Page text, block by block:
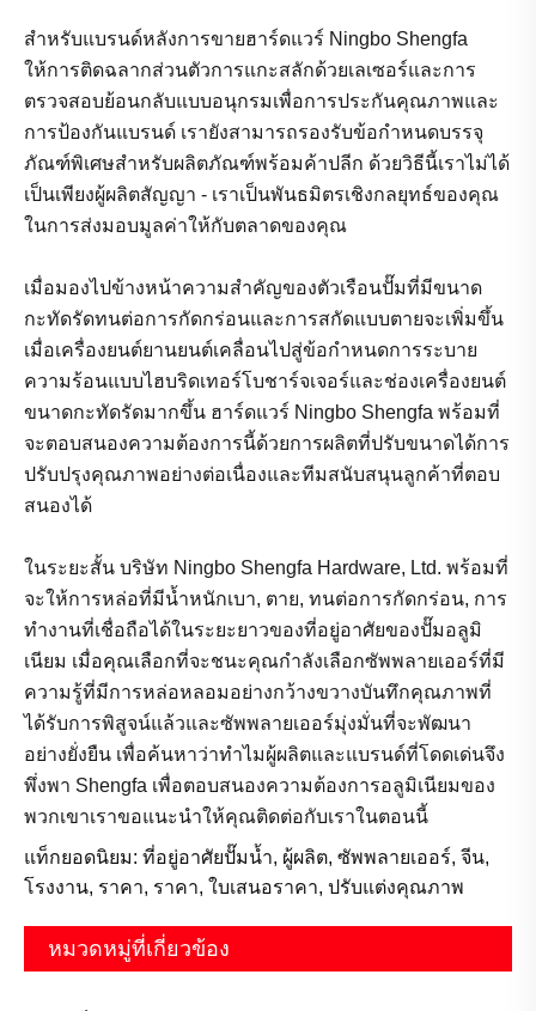
สำหรับแบรนด์หลังการขายฮาร์ดแวร์ Ningbo Shengfa
ให้การติดฉลากส่วนตัวการแกะสลักด้วยเลเซอร์และการ
ตรวจสอบย้อนกลับแบบอนุกรมเพื่อการประกันคุณภาพและ
การป้องกันแบรนด์ เรายังสามารถรองรับข้อกำหนดบรรจุ
ภัณฑ์พิเศษสำหรับผลิตภัณฑ์พร้อมค้าปลีก ด้วยวิธีนี้เราไม่ได้
เป็นเพียงผู้ผลิตสัญญา - เราเป็นพันธมิตรเชิงกลยุทธ์ของคุณ
ในการส่งมอบมูลค่าให้กับตลาดของคุณ
เมื่อมองไปข้างหน้าความสำคัญของตัวเรือนปั๊มที่มีขนาด
กะทัดรัดทนต่อการกัดกร่อนและการสกัดแบบตายจะเพิ่มขึ้น
เมื่อเครื่องยนต์ยานยนต์เคลื่อนไปสู่ข้อกำหนดการระบาย
ความร้อนแบบไฮบริดเทอร์โบชาร์จเจอร์และช่องเครื่องยนต์
ขนาดกะทัดรัดมากขึ้น ฮาร์ดแวร์ Ningbo Shengfa พร้อมที่
จะตอบสนองความต้องการนี้ด้วยการผลิตที่ปรับขนาดได้การ
ปรับปรุงคุณภาพอย่างต่อเนื่องและทีมสนับสนุนลูกค้าที่ตอบ
สนองได้
ในระยะสั้น บริษัท Ningbo Shengfa Hardware, Ltd. พร้อมที่
จะให้การหล่อที่มีน้ำหนักเบา, ตาย, ทนต่อการกัดกร่อน, การ
ทำงานที่เชื่อถือได้ในระยะยาวของที่อยู่อาศัยของปั๊มอลูมิ
เนียม เมื่อคุณเลือกที่จะชนะคุณกำลังเลือกซัพพลายเออร์ที่มี
ความรู้ที่มีการหล่อหลอมอย่างกว้างขวางบันทึกคุณภาพที่
ได้รับการพิสูจน์แล้วและซัพพลายเออร์มุ่งมั่นที่จะพัฒนา
อย่างยั่งยืน เพื่อค้นหาว่าทำไมผู้ผลิตและแบรนด์ที่โดดเด่นจึง
พึ่งพา Shengfa เพื่อตอบสนองความต้องการอลูมิเนียมของ
พวกเขาเราขอแนะนำให้คุณติดต่อกับเราในตอนนี้
แท็กยอดนิยม: ที่อยู่อาศัยปั๊มน้ำ, ผู้ผลิต, ซัพพลายเออร์, จีน,
โรงงาน, ราคา, ราคา, ใบเสนอราคา, ปรับแต่งคุณภาพ
หมวดหมู่ที่เกี่ยวข้อง